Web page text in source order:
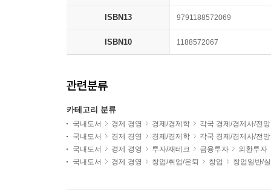
ISBN13 9791188572069
ISBN10 1188572067
관련분류
카테고리 분류
국내도서 경제 경영 경제/경제학
각국 경제/경제사/전망
국내도서
경제 경영 경제/경제학
각국 경제/경제사/전망
국내도서
경제 경영 투자/재테크 금융투자
외환투자
국내도서
경제 경영 창업/취업/은퇴 창업 창업일반/